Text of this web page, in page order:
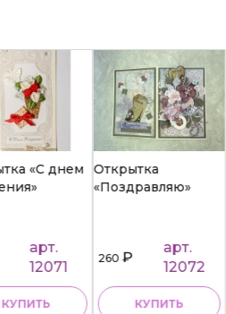
«С днем
арт.
12071
КУПИТЬ
Открытка
«Поздравляю»
260₽
арт.
12072
КУПИТЬ